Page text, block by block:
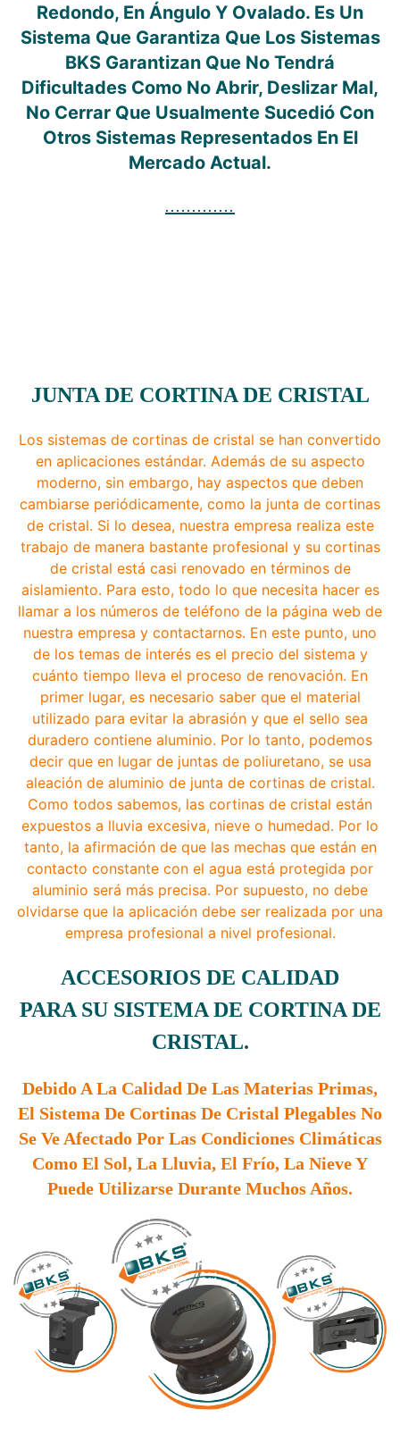
Redondo, En Ángulo Y Ovalado. Es Un
Sistema Que Garantiza Que Los Sistemas
BKS Garantizan Que No Tendrá
Dificultades Como No Abrir, Deslizar Mal,
No Cerrar Que Usualmente Sucedió Con
Otros Sistemas Representados En El
Mercado Actual.
.............
JUNTA DE CORTINA DE CRISTAL
Los sistemas de cortinas de cristal se han convertido
en aplicaciones estándar. Además de su aspecto
moderno, sin embargo, hay aspectos que deben
cambiarse periódicamente, como la junta de cortinas
de cristal. Si lo desea, nuestra empresa realiza este
trabajo de manera bastante profesional y su cortinas
de cristal está casi renovado en términos de
aislamiento. Para esto, todo lo que necesita hacer es
llamar a los números de teléfono de la página web de
nuestra empresa y contactarnos. En este punto, uno
de los temas de interés es el precio del sistema y
cuánto tiempo lleva el proceso de renovación. En
primer lugar, es necesario saber que el material
utilizado para evitar la abrasión y que el sello sea
duradero contiene aluminio. Por lo tanto, podemos
decir que en lugar de juntas de poliuretano, se usa
aleación de aluminio de junta de cortinas de cristal.
Como todos sabemos, las cortinas de cristal están
expuestos a lluvia excesiva, nieve o humedad. Por lo
tanto, la afirmación de que las mechas que están en
contacto constante con el agua está protegida por
aluminio será más precisa. Por supuesto, no debe
olvidarse que la aplicación debe ser realizada por una
empresa profesional a nivel profesional.
ACCESORIOS DE CALIDAD
PARA SU SISTEMA DE CORTINA DE
CRISTAL.
Debido A La Calidad De Las Materias Primas,
El Sistema De Cortinas De Cristal Plegables No
Se Ve Afectado Por Las Condiciones Climáticas
Como El Sol, La Lluvia, El Frío, La Nieve Y
Puede Utilizarse Durante Muchos Años.